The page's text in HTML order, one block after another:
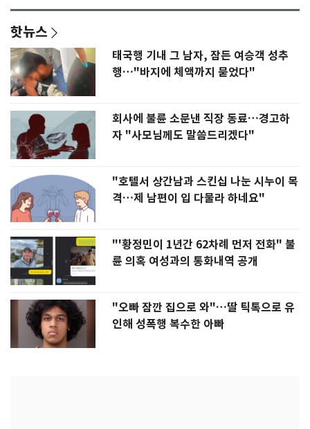
핫뉴스
태국행 기내 그 남자, 잠든 여승객 성추
행…"바지에 체액까지 묻었다"
회사에 불륜 소문낸 직장 동료…경고하
자 "사모님께도 말씀드리겠다"
"호텔서 상간남과 스킨십 나눈 시누이 목
격…제 남편이 입 다물라 하네요"
"'황정민이 1년간 62차례 먼저 전화" 불
륜 의혹 여성과의 통화내역 공개
"오빠 잠깐 집으로 와"…딸 틱톡으로 유
인해 성폭행 복수한 아빠